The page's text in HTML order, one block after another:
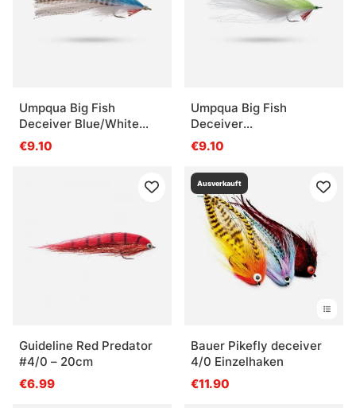
Umpqua Big Fish
Deceiver Blue/White
#3/0
€9.10
Umpqua Big Fish
Deceiver
Chartreuse/White #3/0
€9.10
Guideline Red Predator
#4/0 – 20cm
€6.99
Ausverkauft
Bauer Pikefly deceiver
4/0 Einzelhaken
€11.90